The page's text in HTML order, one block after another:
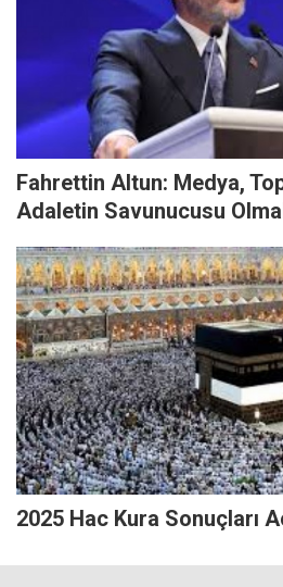
Fahrettin Altun: Medya,
Adaletin Savunucusu
2025 Hac Kura Sonuçları